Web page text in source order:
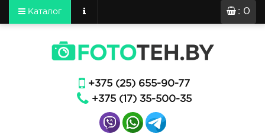
: 0
Каталог
+375 (25) 655-90-77
+375 (17) 35-500-35